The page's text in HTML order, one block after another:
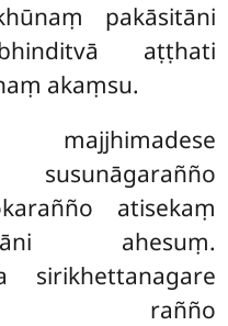
pakāsitāni
aṭṭhati
akaṃsu.
atisekaṃ
ahesuṃ.
sirikhettanagare
rañño